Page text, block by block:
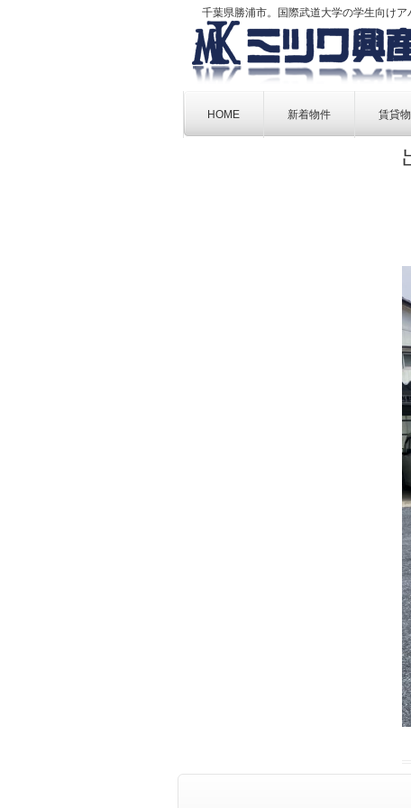
千葉県勝浦市。国際武道大学の学生向け
contentHOME 新着物件 賃貸